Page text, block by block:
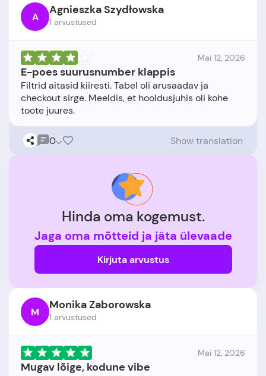
A Agnieszka Szydłowska
1 arvustused
Mai 12, 2026
E-poes suurusnumber klappis
Filtrid aitasid kiiresti. Tabel oli arusaadav ja
checkout sirge. Meeldis, et hooldusjuhis oli kohe
0 Show translation
Hinda oma kogemust.
Jaga oma mõtteid ja jäta ülevaade
Kirjuta arvustus
M Monika Zaborowska
1 arvustused
Mai 12, 2026
Mugav lõige, kodune vibe